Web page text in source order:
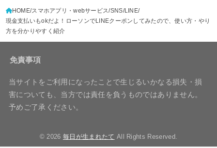
HOME スマホアプリ・webサービス SNS LINE
現金支払いもokだよ！ローソンでLINEクーポンしてみたので、使い方・やり
方を分かりやすく紹介
免責事項
当サイトをご利用になったことで生じるいかなる損失・損
害についても、当方では責任を負うものではありません。
予めご了承ください。
© 2026 毎日が生まれたて All Rights Reserved.